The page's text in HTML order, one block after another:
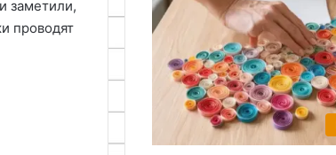
заметили,
проводят